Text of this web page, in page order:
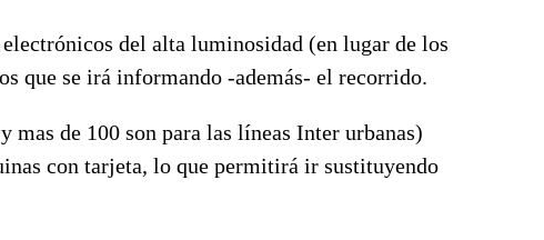
del alta luminosidad (en lugar de los
que se irá informando -además- el recorrido.
mas de 100 son para las líneas Inter urbanas)
con tarjeta, lo que permitirá ir sustituyendo